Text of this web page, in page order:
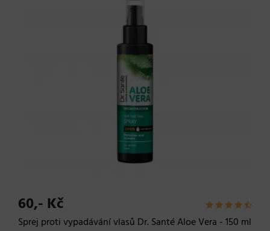
60,- Kč
Sprej proti vypadávání vlasů Dr. Santé Aloe Vera - 150 ml